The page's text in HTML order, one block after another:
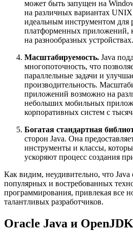
может быть запущен на
на различных вариантах
идеальным инструментом для
платформенных приложений,
на разнообразных устройствах.
Масштабируемость. Java
многопоточность, что
параллельные задачи и
производительность.
приложений возможно на
небольших мобильных
корпоративных систем с
Богатая стандартная
сторон Java. Она
инструменты и классы,
ускоряют процесс создания
Как видим, неудивительно, что Java
популярных и востребованных
программирования, привлекая все
талантливых разработчиков.
Oracle Java и OpenJDK